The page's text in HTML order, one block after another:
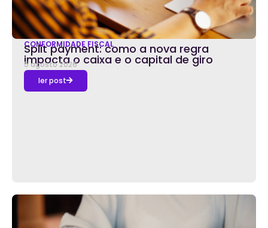
CONFORMIDADE FISCAL
Split payment: como a nova regra
impacta o caixa e o capital de giro
5 agosto 2026
ler post